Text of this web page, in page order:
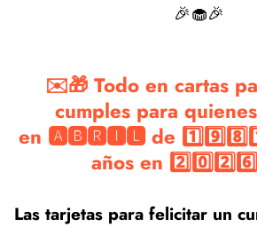
🎉🧁🎉
✉️🎁 Todo en cartas
cumples para
en 🅰🅱🆁🅸🅻 de
años en
Las tarjetas para felicitar un